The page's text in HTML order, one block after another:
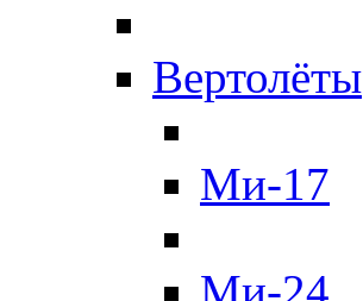
Вертолёты
Ми-17
Ми-24